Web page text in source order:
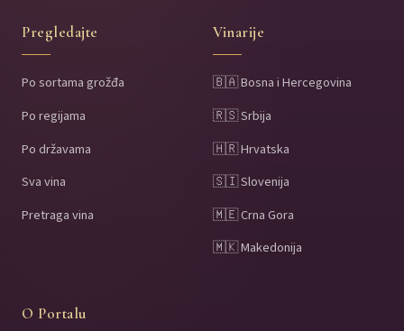
Pregledajte
Po sortama grožđa
Po regijama
Po državama
Sva vina
Pretraga vina
Vinarije
🇧🇦 Bosna i Hercegovina
🇷🇸 Srbija
🇭🇷 Hrvatska
🇸🇮 Slovenija
🇲🇪 Crna Gora
🇲🇰 Makedonija
O Portalu